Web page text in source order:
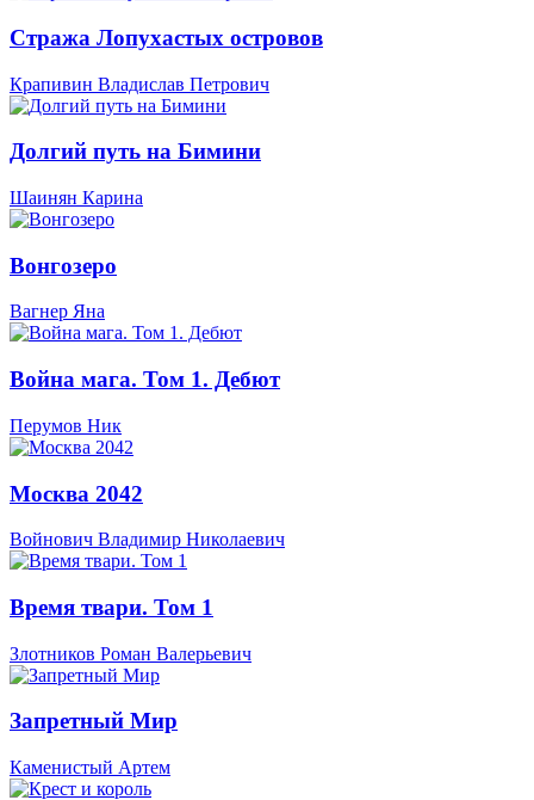
Стража Лопухастых островов
Крапивин Владислав Петрович
Долгий путь на Бимини
Шаинян Карина
Вонгозеро
Вагнер Яна
Война мага. Том 1. Дебют
Перумов Ник
Москва 2042
Войнович Владимир Николаевич
Время твари. Том 1
Злотников Роман Валерьевич
Запретный Мир
Каменистый Артем